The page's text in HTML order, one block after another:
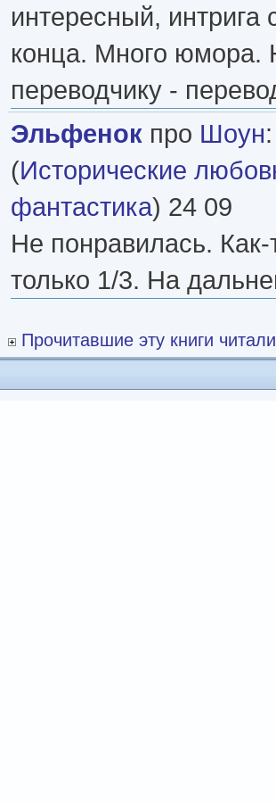
интересный, интрига
конца. Много юмора.
переводчику -
Эльфенок про Шоун:
(Исторические
фантастика) 24 09
Не понравилась.
только 1/3. На
Прочитавшие эту книги